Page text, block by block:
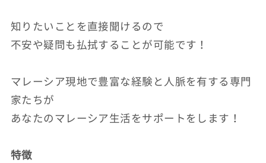
知りたいことを直接聞けるので
不安や疑問も払拭することが可能です！
マレーシア現地で豊富な経験と人脈を有する専門
家たちが
あなたのマレーシア生活をサポートをします！
特徴